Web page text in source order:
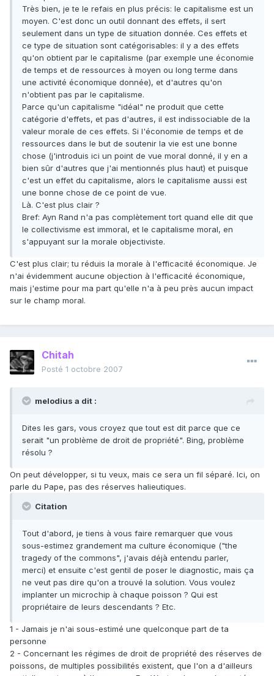
Très bien, je te le refais en plus précis: le capitalisme est un
moyen. C'est donc un outil donnant des effets, il sert
seulement dans un type de situation donnée. Ces effets et
ce type de situation sont catégorisables: il y a des effets
qu'on obtient par le capitalisme (par exemple une économie
de temps et de ressources à moyen ou long terme dans
une activité économique donnée), et d'autres qu'on
n'obtient pas par le capitalisme.
Parce qu'un capitalisme "idéal" ne produit que cette
catégorie d'effets, et pas d'autres, il est indissociable de la
valeur morale de ces effets. Si l'économie de temps et de
ressources dans le but de soutenir la vie est une bonne
chose (j'introduis ici un point de vue moral donné, il y en a
bien sûr d'autres que j'ai mentionnés plus haut) et puisque
c'est un effet du capitalisme, alors le capitalisme aussi est
une bonne chose de ce point de vue.
Là. C'est plus clair ?
Bref: Ayn Rand n'a pas complètement tort quand elle dit que
le collectivisme est immoral, et le capitalisme moral, en
s'appuyant sur la morale objectiviste.
C'est plus clair; tu réduis la morale à l'efficacité économique. Je
n'ai évidemment aucune objection à l'efficacité économique,
mais j'estime pour ma part qu'elle n'a à peu près aucun impact
sur le champ moral.
Chitah
Posté 1 octobre 2007
melodius a dit :
Dites les gars, vous croyez que tout est dit parce que ce
serait "un problème de droit de propriété". Bing, problème
résolu ?
On peut développer, si tu veux, mais ce sera un fil séparé. Ici, on
parle du Pape, pas des réserves halieutiques.
Citation
Tout d'abord, je tiens à vous faire remarquer que vous
sous-estimez grandement ma culture économique ("the
tragedy of the commons", j'avais déjà entendu parler,
merci) et ensuite c'est gentil de poser le diagnostic, mais ça
ne veut pas dire qu'on a trouvé la solution. Vous voulez
implanter un microchip à chaque poisson ? Qui est
propriétaire de leurs descendants ? Etc.
1 - Jamais je n'ai sous-estimé une quelconque part de ta
personne
2 - Concernant les régimes de droit de propriété des réserves de
poissons, de multiples possibilités existent, que l'on a d'ailleurs